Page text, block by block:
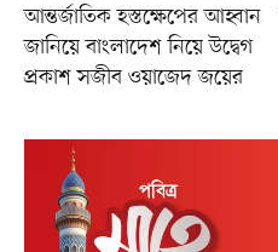
আন্তর্জাতিক হস্তক্ষেপের আহ্বান
জানিয়ে বাংলাদেশ নিয়ে উদ্বেগ
প্রকাশ সজীব ওয়াজেদ জয়ের